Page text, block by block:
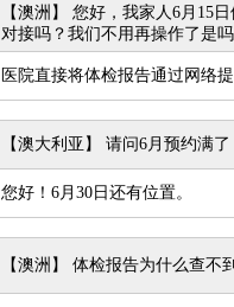
【澳洲】 您好，我家人6月15
对接吗？我们不用再操作了是
医院直接将体检报告通过网络
【澳大利亚】 请问6月预约满
您好！6月30日还有位置。
【澳洲】 体检报告为什么查不